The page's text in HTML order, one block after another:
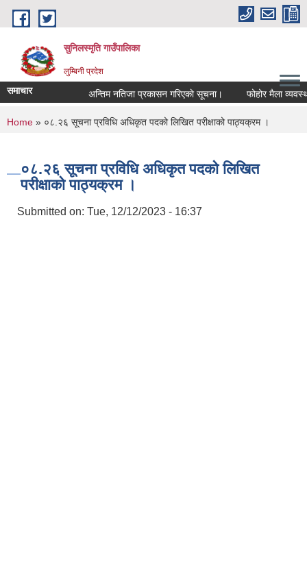
Skip to main content
सुनिलस्मृति गाउँपालिका
लुम्बिनी प्रदेश
समाचार अन्तिम नतिजा प्रकासन गरिएकाे सूचना। फोहोर मैला
You are here
Home » ०८.२६ सूचना प्रविधि अधिकृत पदको लिखित परीक्षाको पाठ्यक्रम ।
०८.२६ सूचना प्रविधि अधिकृत पदको लिखित
परीक्षाको पाठ्यक्रम ।
Submitted on: Tue, 12/12/2023 - 16:37